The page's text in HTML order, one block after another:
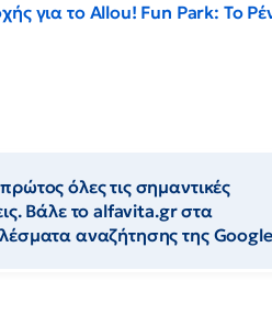
για το Allou! Fun Park: Το
όλες τις σημαντικές
Βάλε το alfavita.gr στα
αναζήτησης της Google